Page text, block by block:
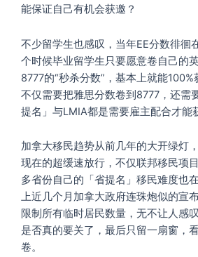
能保证自己有机会获邀？
不少留学生也感叹，当年EE分数徘徊
个时候毕业留学生只要愿意卷自己的
8777的“秒杀分数”，基本上就能
不仅需要把雅思分数卷到8777，还需
提名」与LMIA都是需要雇主配合才能
加拿大移民趋势从前几年的大开绿灯
现在的超缓速放行，不仅联邦移民项
多省份自己的「省提名」移民难度也
上近几个月加拿大政府连珠炮似的宣
限制所有临时居民数量，无不让人感
是否真的要关了，最后只留一扇窗，
卷。